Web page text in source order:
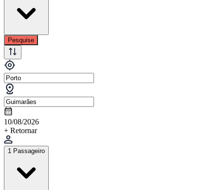
Pesquise
10/08/2026
+ Retornar
1 Passageiro